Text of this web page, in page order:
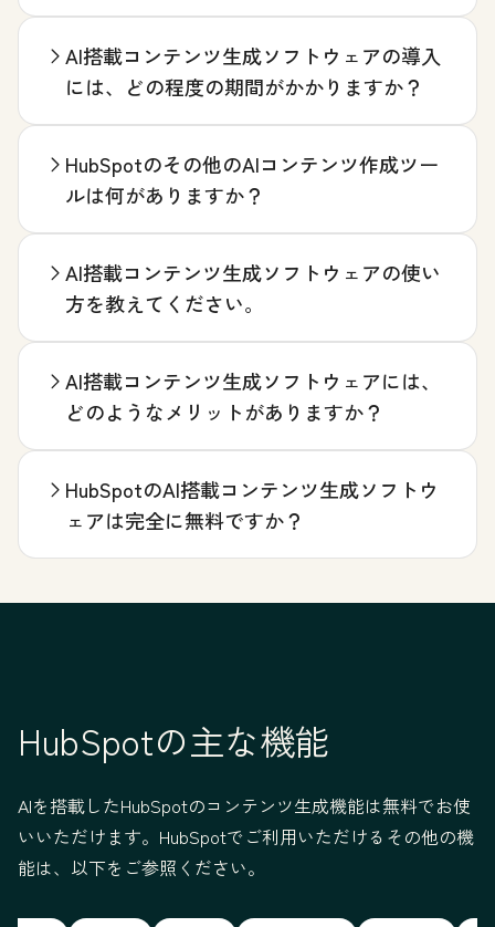
AI搭載コンテンツ生成ソフトウェアの導入
には、どの程度の期間がかかりますか？
HubSpotのその他のAIコンテンツ作成ツー
ルは何がありますか？
AI搭載コンテンツ生成ソフトウェアの使い
方を教えてください。
AI搭載コンテンツ生成ソフトウェアには、
どのようなメリットがありますか？
HubSpotのAI搭載コンテンツ生成ソフトウ
ェアは完全に無料ですか？
HubSpotの主な機能
AIを搭載したHubSpotのコンテンツ生成機能は無料でお使
いいただけます。HubSpotでご利用いただけるその他の機
能は、以下をご参照ください。